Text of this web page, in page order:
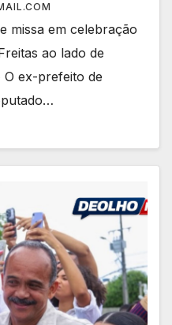
missa em celebração
ao lado de
O ex-prefeito de